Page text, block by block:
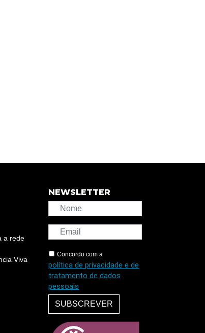
a rede
Viva
NEWSLETTER
Concordo com a
política de privacidade e de
tratamento de dados
pessoais
SUBSCREVER